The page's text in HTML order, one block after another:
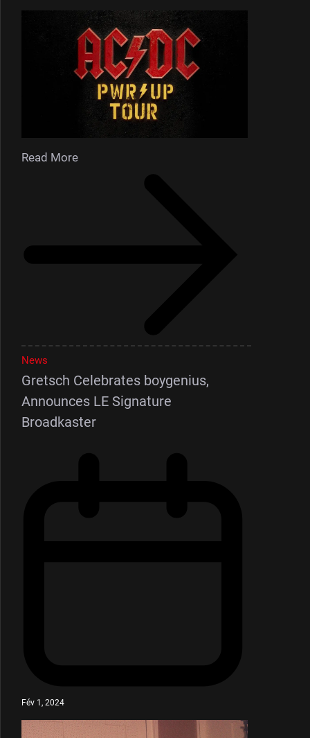
Read More
News
Gretsch Celebrates boygenius,
Announces LE Signature
Broadkaster
Fév 1, 2024